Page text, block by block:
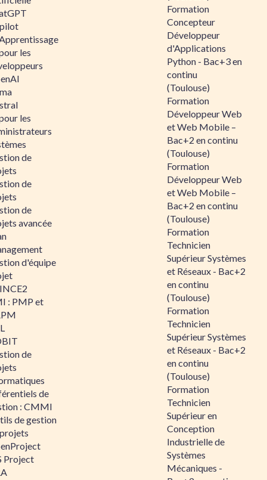
les
les
de
de
de
avancée
d'équipe
: PMP et
de
de
: CMMI
de gestion
Project
Formation
Concepteur
Développeur
d'Applications
Python - Bac+3 en
continu
(Toulouse)
Formation
Développeur Web
et Web Mobile –
Bac+2 en continu
(Toulouse)
Formation
Développeur Web
et Web Mobile –
Bac+2 en continu
(Toulouse)
Formation
Technicien
Supérieur Systèmes
et Réseaux - Bac+2
en continu
(Toulouse)
Formation
Technicien
Supérieur Systèmes
et Réseaux - Bac+2
en continu
(Toulouse)
Formation
Technicien
Supérieur en
Conception
Industrielle de
Systèmes
Mécaniques -